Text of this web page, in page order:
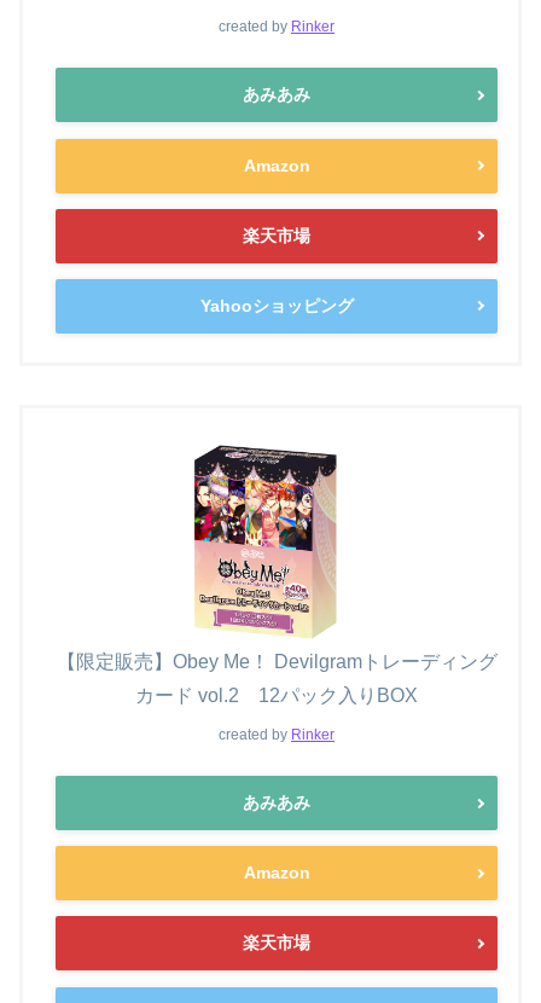
created by Rinker
あみあみ
Amazon
楽天市場
Yahooショッピング
【限定販売】Obey Me！ Devilgramトレーディング
カード vol.2 12パック入りBOX
created by Rinker
あみあみ
Amazon
楽天市場